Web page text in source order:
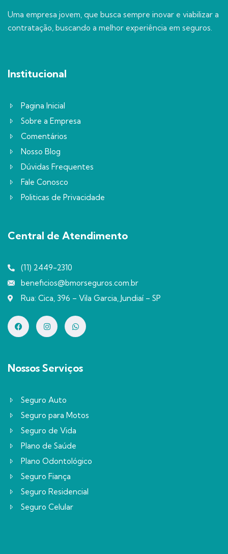
Uma empresa jovem, que busca sempre inovar e viabilizar a
contratação, buscando a melhor experiência em seguros.
Institucional
Pagina Inicial
Sobre a Empresa
Comentários
Nosso Blog
Dúvidas Frequentes
Fale Conosco
Politicas de Privacidade
Central de Atendimento
(11) 2449-2310
beneficios@bmorseguros.com.br
Rua: Cica, 396 – Vila Garcia, Jundiaí – SP
Nossos Serviços
Seguro Auto
Seguro para Motos
Seguro de Vida
Plano de Saúde
Plano Odontológico
Seguro Fiança
Seguro Residencial
Seguro Celular